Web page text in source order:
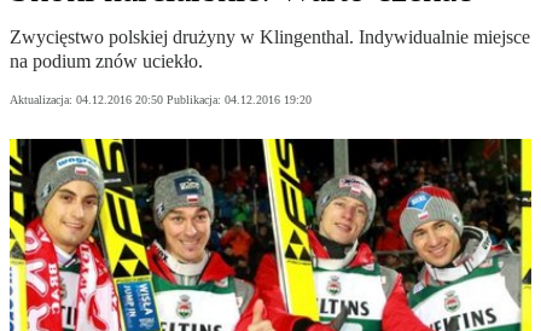
Zwycięstwo polskiej drużyny w Klingenthal. Indywidualnie miejsce
na podium znów uciekło.
Aktualizacja: 04.12.2016 20:50 Publikacja: 04.12.2016 19:20